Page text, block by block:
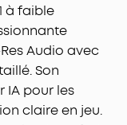
à faible
Audio avec
Son
IA pour les
claire en jeu.